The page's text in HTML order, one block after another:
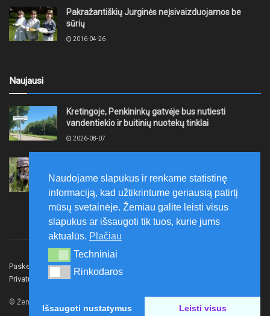
Pakražantiškių Jurginės neįsivaizduojamos be
sūrių
2016-04-26
Naujausi
Kretingoje, Penkininkų gatvėje bus nutiesti
vandentiekio ir buitinių nuotekų tinklai
2026-08-07
rinktinė vykdys karines pratybas
2026-08-07
Paskelbk naujieną Rašyti redakcijai
Privatumo politika
© Žemaitijos gidas.
Naudojame slapukus ir renkame statistinę
informaciją, kad užtikrintume geriausią patirtį
mūsų svetainėje. Žemiau galite leisti visus
slapukus ar išsaugoti tik tuos, kurie jums
aktualūs. Plačiau
Techniniai
Techniniai
Rinkodaros
Rinkodaros
Išsaugoti nustatymus Leisti visus